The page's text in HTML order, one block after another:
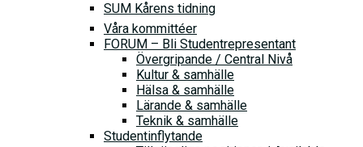
SUM Kårens tidning
Våra kommittéer
FORUM – Bli Studentrepresentant
Övergripande / Central Nivå
Kultur & samhälle
Hälsa & samhälle
Lärande & samhälle
Teknik & samhälle
Studentinflytande